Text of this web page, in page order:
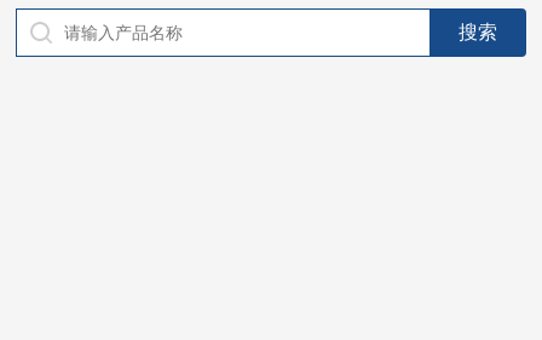
机系列，气体净化器系列，代理日本DKK-TOA水质分析，水质检测
仪器，代理南韩SitekPH/离子计，DO计，电导计，多功能计，